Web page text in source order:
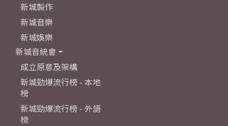
新城製作
新城音樂
新城娛樂
新城音統會
成立原意及架構
新城勁爆流行榜 - 本地
榜
新城勁爆流行榜 - 外語
榜